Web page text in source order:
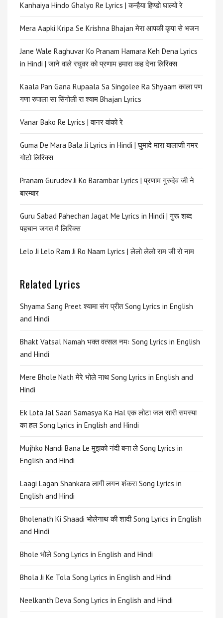
Kanhaiya Hindo Ghalyo Re Lyrics | कन्हैया हिण्डो घाल्यो रे
Mera Aapki Kripa Se Krishna Bhajan मेरा आपकी कृपा से भजन
Jane Wale Raghuvar Ko Pranam Hamara Keh Dena Lyrics
in Hindi | जाने वाले रघुवर को प्रणाम हमारा कह देना लिरिक्स
Kaala Pan Gana Rupaala Sa Singolee Ra Shyaam काला पण
गणा रुपाला सा सिंगोली रा श्याम Bhajan Lyrics
Vanar Bako Re Lyrics | वानर वांको रे
Guma De Mara Bala Ji Lyrics in Hindi | घुमादे मारा बालाजी गमर
गोटो लिरिक्स
Pranam Gurudev Ji Ko Barambar Lyrics | प्रणाम गुरुदेव जी ने
बारम्बार
Guru Sabad Pahechan Jagat Me Lyrics in Hindi | गुरू शब्द
पहचान जगत मै लिरिक्स
Lelo Ji Lelo Ram Ji Ro Naam Lyrics | लेलो लेलो राम जी रो नाम
Related Lyrics
Shyama Sang Preet श्यामा संग प्रीत Song Lyrics in English
and Hindi
Bhakt Vatsal Namah भक्त वत्सल नमः Song Lyrics in English
and Hindi
Mere Bhole Nath मेरे भोले नाथ Song Lyrics in English and
Hindi
Ek Lota Jal Saari Samasya Ka Hal एक लोटा जल सारी समस्या
का हल Song Lyrics in English and Hindi
Mujhko Nandi Bana Le मुझको नंदी बना ले Song Lyrics in
English and Hindi
Laagi Lagan Shankara लागी लगन शंकरा Song Lyrics in
English and Hindi
Bholenath Ki Shaadi भोलेनाथ की शादी Song Lyrics in English
and Hindi
Bhole भोले Song Lyrics in English and Hindi
Bhola Ji Ke Tola Song Lyrics in English and Hindi
Neelkanth Deva Song Lyrics in English and Hindi